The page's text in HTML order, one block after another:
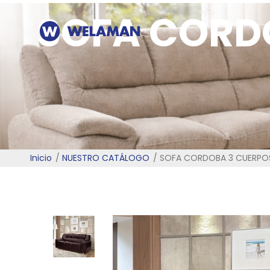
SOFA
Inicio NUESTRO CATÁLOGO SOFA CORDOBA 3